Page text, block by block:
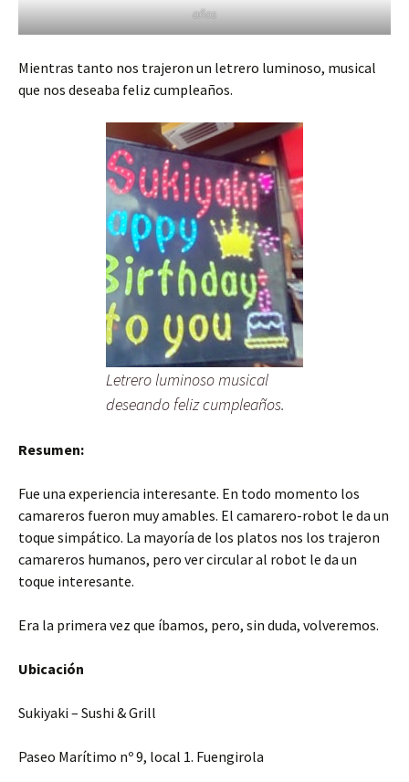
años
Mientras tanto nos trajeron un letrero luminoso, musical
que nos deseaba feliz cumpleaños.
Letrero luminoso musical
deseando feliz cumpleaños.
Resumen:
Fue una experiencia interesante. En todo momento los
camareros fueron muy amables. El camarero-robot le da un
toque simpático. La mayoría de los platos nos los trajeron
camareros humanos, pero ver circular al robot le da un
toque interesante.
Era la primera vez que íbamos, pero, sin duda, volveremos.
Ubicación
Sukiyaki – Sushi & Grill
Paseo Marítimo nº 9, local 1. Fuengirola